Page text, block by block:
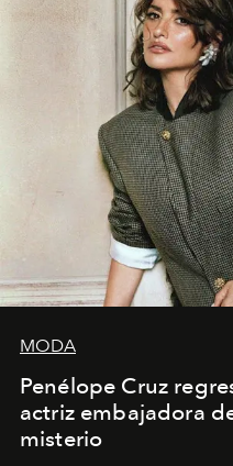
MODA
Penélope Cruz
actriz embajadora
misterio